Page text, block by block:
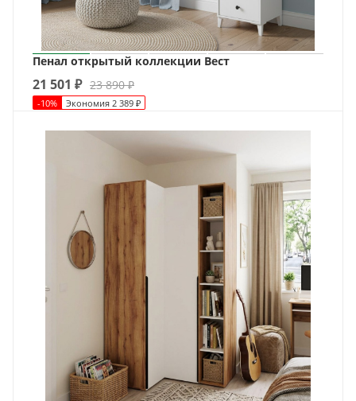
Пенал открытый коллекции Вест
21 501 ₽ 23 890₽
-10% Экономия 2 389 ₽